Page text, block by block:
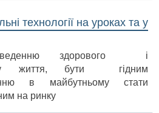
технології на уроках та у
здорового і
життя, бути гідним
в майбутньому стати
на ринку